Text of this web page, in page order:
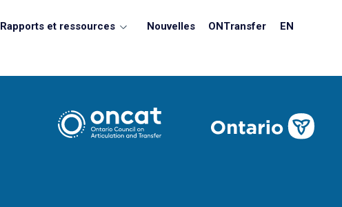
Rapports et ressources Nouvelles ONTransfer EN